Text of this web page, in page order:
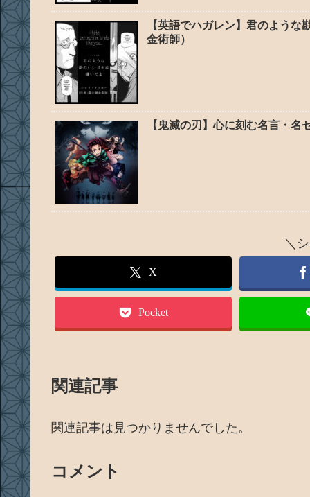
【英語でハガレン】君のよう
金術師）
【鬼滅の刃】心に刻む名言・名
＼
X
Pocket
関連記事
関連記事は見つかりませんでした。
コメント